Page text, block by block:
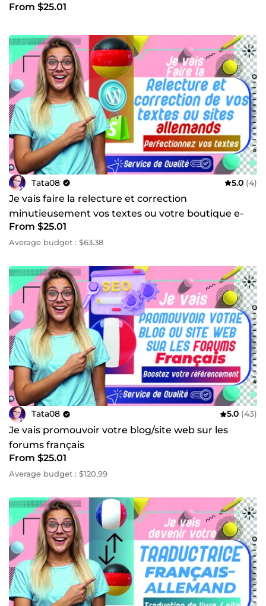
From $25.01
Tata08 5.0 (4)
Je vais faire la relecture et correction
minutieusement vos textes ou votre boutique e-
commerce allemande
From $25.01
Average budget : $63.38
Tata08 5.0 (43)
Je vais promouvoir votre blog/site web sur les
forums français
From $25.01
Average budget : $120.99